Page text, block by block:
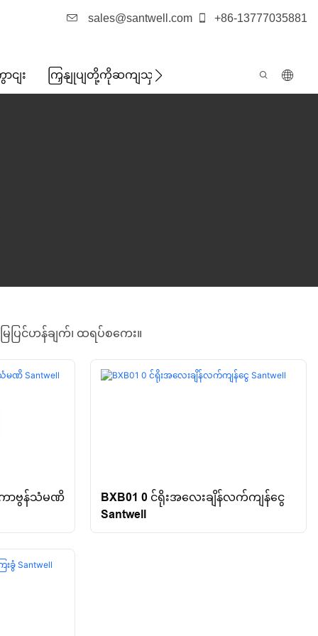
sales@santwell.com +86-13777035881
ငျး ကြှနျုပျတို့ကိုဆကျသှယျရနျ ဖြစ်ရပ်များ သတင်
ေပြင်ဟန်ချက်၊ ထရပ်စကေး။
ကာဗွန်သံမဏိ
BXB01 0 င်ရိုးအလေးချိန်လက်ကျန်ငွေ
Santwell